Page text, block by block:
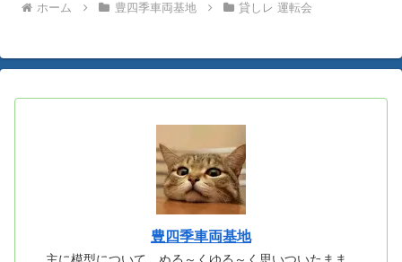
ホーム 豊四季車両基地 貸しレ 運転会
豊四季車両基地